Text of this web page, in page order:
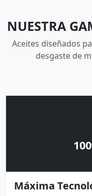
NUESTRA
Aceites diseñados
desgaste de
Máxima